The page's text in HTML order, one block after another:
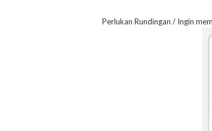
Perlukan Rundingan / Ingin